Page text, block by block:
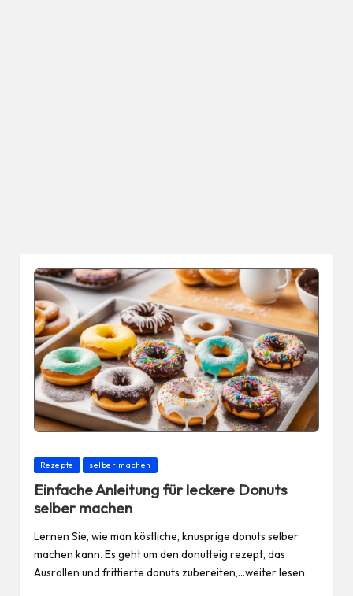
Posted
Rezepte selber machen
Einfache Anleitung für leckere Donuts
selber machen
Lernen Sie, wie man köstliche, knusprige donuts selber
machen kann. Es geht um den donutteig rezept, das
Ausrollen und frittierte donuts zubereiten,…weiter lesen